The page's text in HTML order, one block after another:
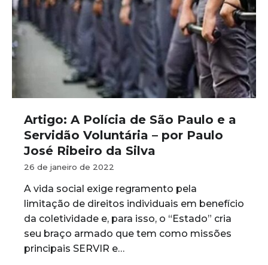
Artigo: A Polícia de São Paulo e a
Servidão Voluntária – por Paulo
José Ribeiro da Silva
26 de janeiro de 2022
A vida social exige regramento pela
limitação de direitos individuais em benefício
da coletividade e, para isso, o “Estado” cria
seu braço armado que tem como missões
principais SERVIR e…